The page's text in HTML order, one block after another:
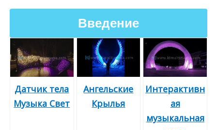
Введение
Датчик тела
Музыка Свет
Ангельские
Крылья
Интерактивн
ая
музыкальная